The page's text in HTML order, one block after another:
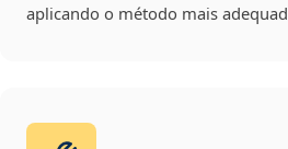
aplicando o método mais